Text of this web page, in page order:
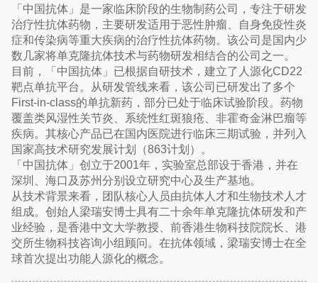
「中国抗体」是一家临床阶段的生物制药公司，专注于研发
治疗性抗体药物，主要研发适用于恶性肿瘤、自身免疫性炎
症和传染病等重大疾病的治疗性抗体药物。该公司是国内少
数几家将单克隆抗体技术与药物研发相结合的公司之一。
目前，「中国抗体」已根据自研技术，建立了人源化CD22
靶点单抗平台。从研发管线来看，该公司已研发出了多个
First-in-class的单抗新药，部分已处于临床试验阶段。药物
覆盖类风湿性关节炎、系统性红斑狼疮、非霍奇金淋巴瘤等
疾病。其核心产品已在国内医院进行临床三期试验，并列入
国家高技术研究发展计划（863计划）。
「中国抗体」创立于2001年，实验室总部设于香港，并在
深圳、海口及苏州分别设立研究中心及生产基地。
从技术背景来看，团队核心人员由抗体人才和生物技术人才
组成。创始人梁瑞安博士具有二十余年单克隆抗体研发和产
业经验，是香港中文大学教授、前香港生物科技院院长、港
交所生物科技咨询小组顾问。在抗体领域，梁瑞安博士在全
球首次提出功能人源化的概念。